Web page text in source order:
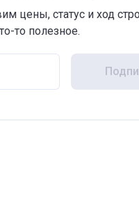
цены, статус и ход
то полезное.